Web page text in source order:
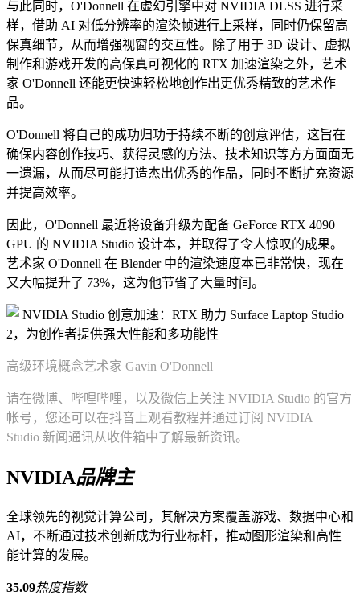
与此同时，O'Donnell 在虚幻引擎中对 NVIDIA DLSS 进行采
样，借助 AI 对低分辨率的渲染帧进行上采样，同时仍保留高
保真细节，从而增强视窗的交互性。除了用于 3D 设计、虚拟
制作和游戏开发的高保真可视化的 RTX 加速渲染之外，艺术
家 O'Donnell 还能更快速轻松地创作出更优秀精致的艺术作
品。
O'Donnell 将自己的成功归功于持续不断的创意评估，这旨在
确保内容创作技巧、获得灵感的方法、技术知识等方方面面无
一遗漏，从而尽可能打造杰出优秀的作品，同时不断扩充资源
并提高效率。
因此，O'Donnell 最近将设备升级为配备 GeForce RTX 4090
GPU 的 NVIDIA Studio 设计本，并取得了令人惊叹的成果。
艺术家 O'Donnell 在 Blender 中的渲染速度本已非常快，现在
又大幅提升了 73%，这为他节省了大量时间。
高级环境概念艺术家 Gavin O'Donnell
请在微博、哔哩哔哩，以及微信上关注 NVIDIA Studio 的官方
帐号，您还可以在抖音上观看教程并通过订阅 NVIDIA
Studio 新闻通讯从收件箱中了解最新资讯。
NVIDIA品牌主
全球领先的视觉计算公司，其解决方案覆盖游戏、数据中心和
AI，不断通过技术创新成为行业标杆，推动图形渲染和高性
能计算的发展。
35.09热度指数